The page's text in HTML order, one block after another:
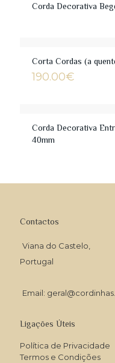
Corda Decorativa
Corta Cordas (a
190.00€
Corda Decorativa
40mm
Contactos
Viana do Castelo,
Portugal
Email:
Ligações Úteis
Política de Privacidade
Termos e Condições